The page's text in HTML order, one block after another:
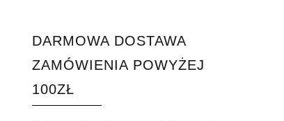
DARMOWA DOSTAWA
ZAMÓWIENIA POWYŻEJ
100ZŁ